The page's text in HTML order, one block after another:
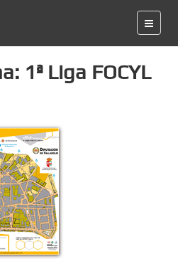
1ª Liga FOCYL